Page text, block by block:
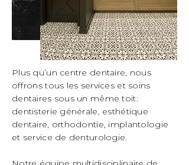
Plus qu’un centre dentaire, nous
offrons tous les services et soins
dentaires sous un même toit:
dentisterie générale, esthétique
dentaire, orthodontie, implantologie
et service de denturologie.